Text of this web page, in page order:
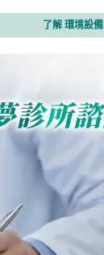
了解 環境設備